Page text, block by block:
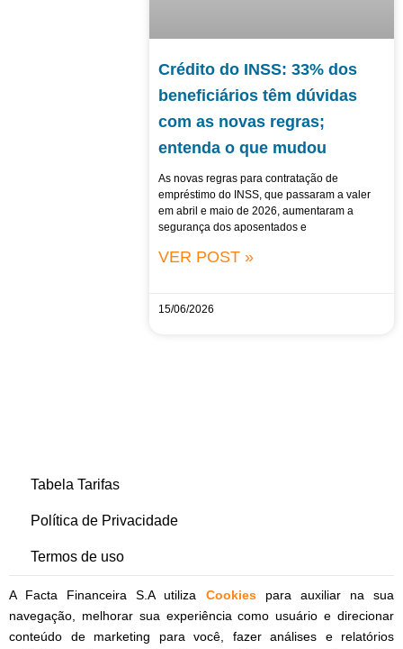
Crédito do INSS: 33% dos
beneficiários têm dúvidas
com as novas regras;
entenda o que mudou
As novas regras para contratação de
empréstimo do INSS, que passaram a valer
em abril e maio de 2026, aumentaram a
segurança dos aposentados e
VER POST »
15/06/2026
Tabela Tarifas
Política de Privacidade
Termos de uso
A Facta Financeira S.A utiliza Cookies
para auxiliar na sua
navegação, melhorar sua experiência como usuário e direcionar
conteúdo de marketing para você, fazer análises e relatórios